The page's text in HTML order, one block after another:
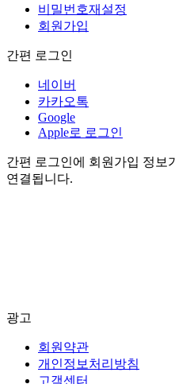
비밀번호재설정
회원가입
간편 로그인
네이버
카카오톡
Google
Apple로 로그인
간편 로그인에 회원가입 정보
연결됩니다.
광고
회원약관
개인정보처리방침
고객센터